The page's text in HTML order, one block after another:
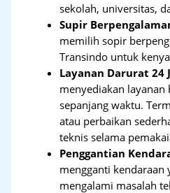
sekolah, universitas,
Supir
memilih sopir
Transindo untuk
Layanan Darurat 24
menyediakan
sepanjang waktu.
atau perbaikan
teknis selama
Penggantian
mengganti kendaraan
mengalami masalah